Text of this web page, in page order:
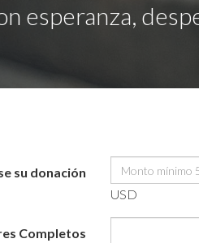
esperanza,
su donación
USD
Completos